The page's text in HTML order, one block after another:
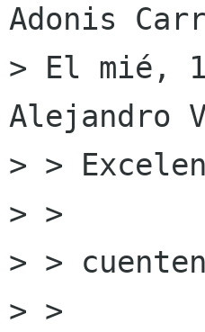
Adonis
> El mié,
Alejandro
> >
> >
> >
> >